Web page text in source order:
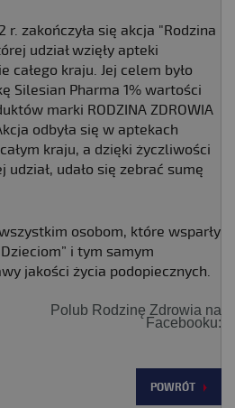
zakończyła się akcja "Rodzina
udział wzięły apteki
kraju. Jej celem było
Silesian Pharma 1% wartości
marki RODZINA ZDROWIA
odbyła się w aptekach
kraju, a dzięki życzliwości
udział, udało się zebrać sumę
osobom, które wsparły
i tym samym
jakości życia podopiecznych.
Polub Rodzinę Zdrowia na
Facebooku:
POWRÓT